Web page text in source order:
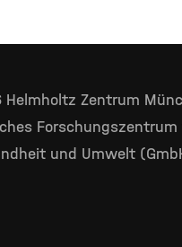
Zentrum
und Umwelt